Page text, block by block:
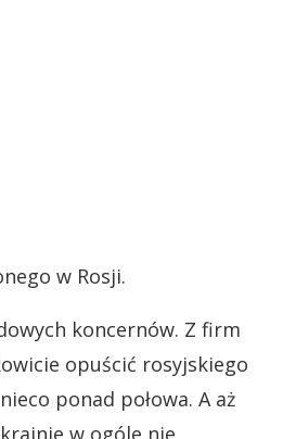
w Rosji.
koncernów. Z firm
opuścić rosyjskiego
ponad połowa. A aż
w ogóle nie